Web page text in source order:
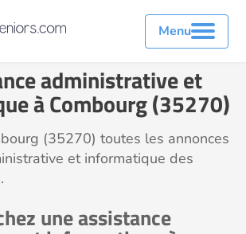
Menu
administrative et
à Combourg (35270)
(35270) toutes les annonces
et informatique des
une assistance